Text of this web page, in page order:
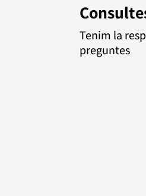
Tenim la
preguntes